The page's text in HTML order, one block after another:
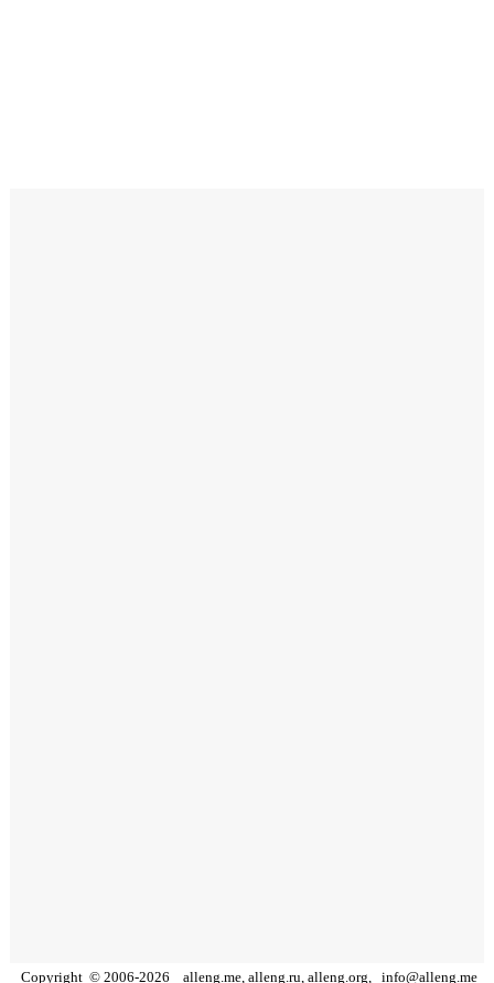
Copyright © 2006-2026 alleng.me, alleng.ru, alleng.org, info@alleng.me